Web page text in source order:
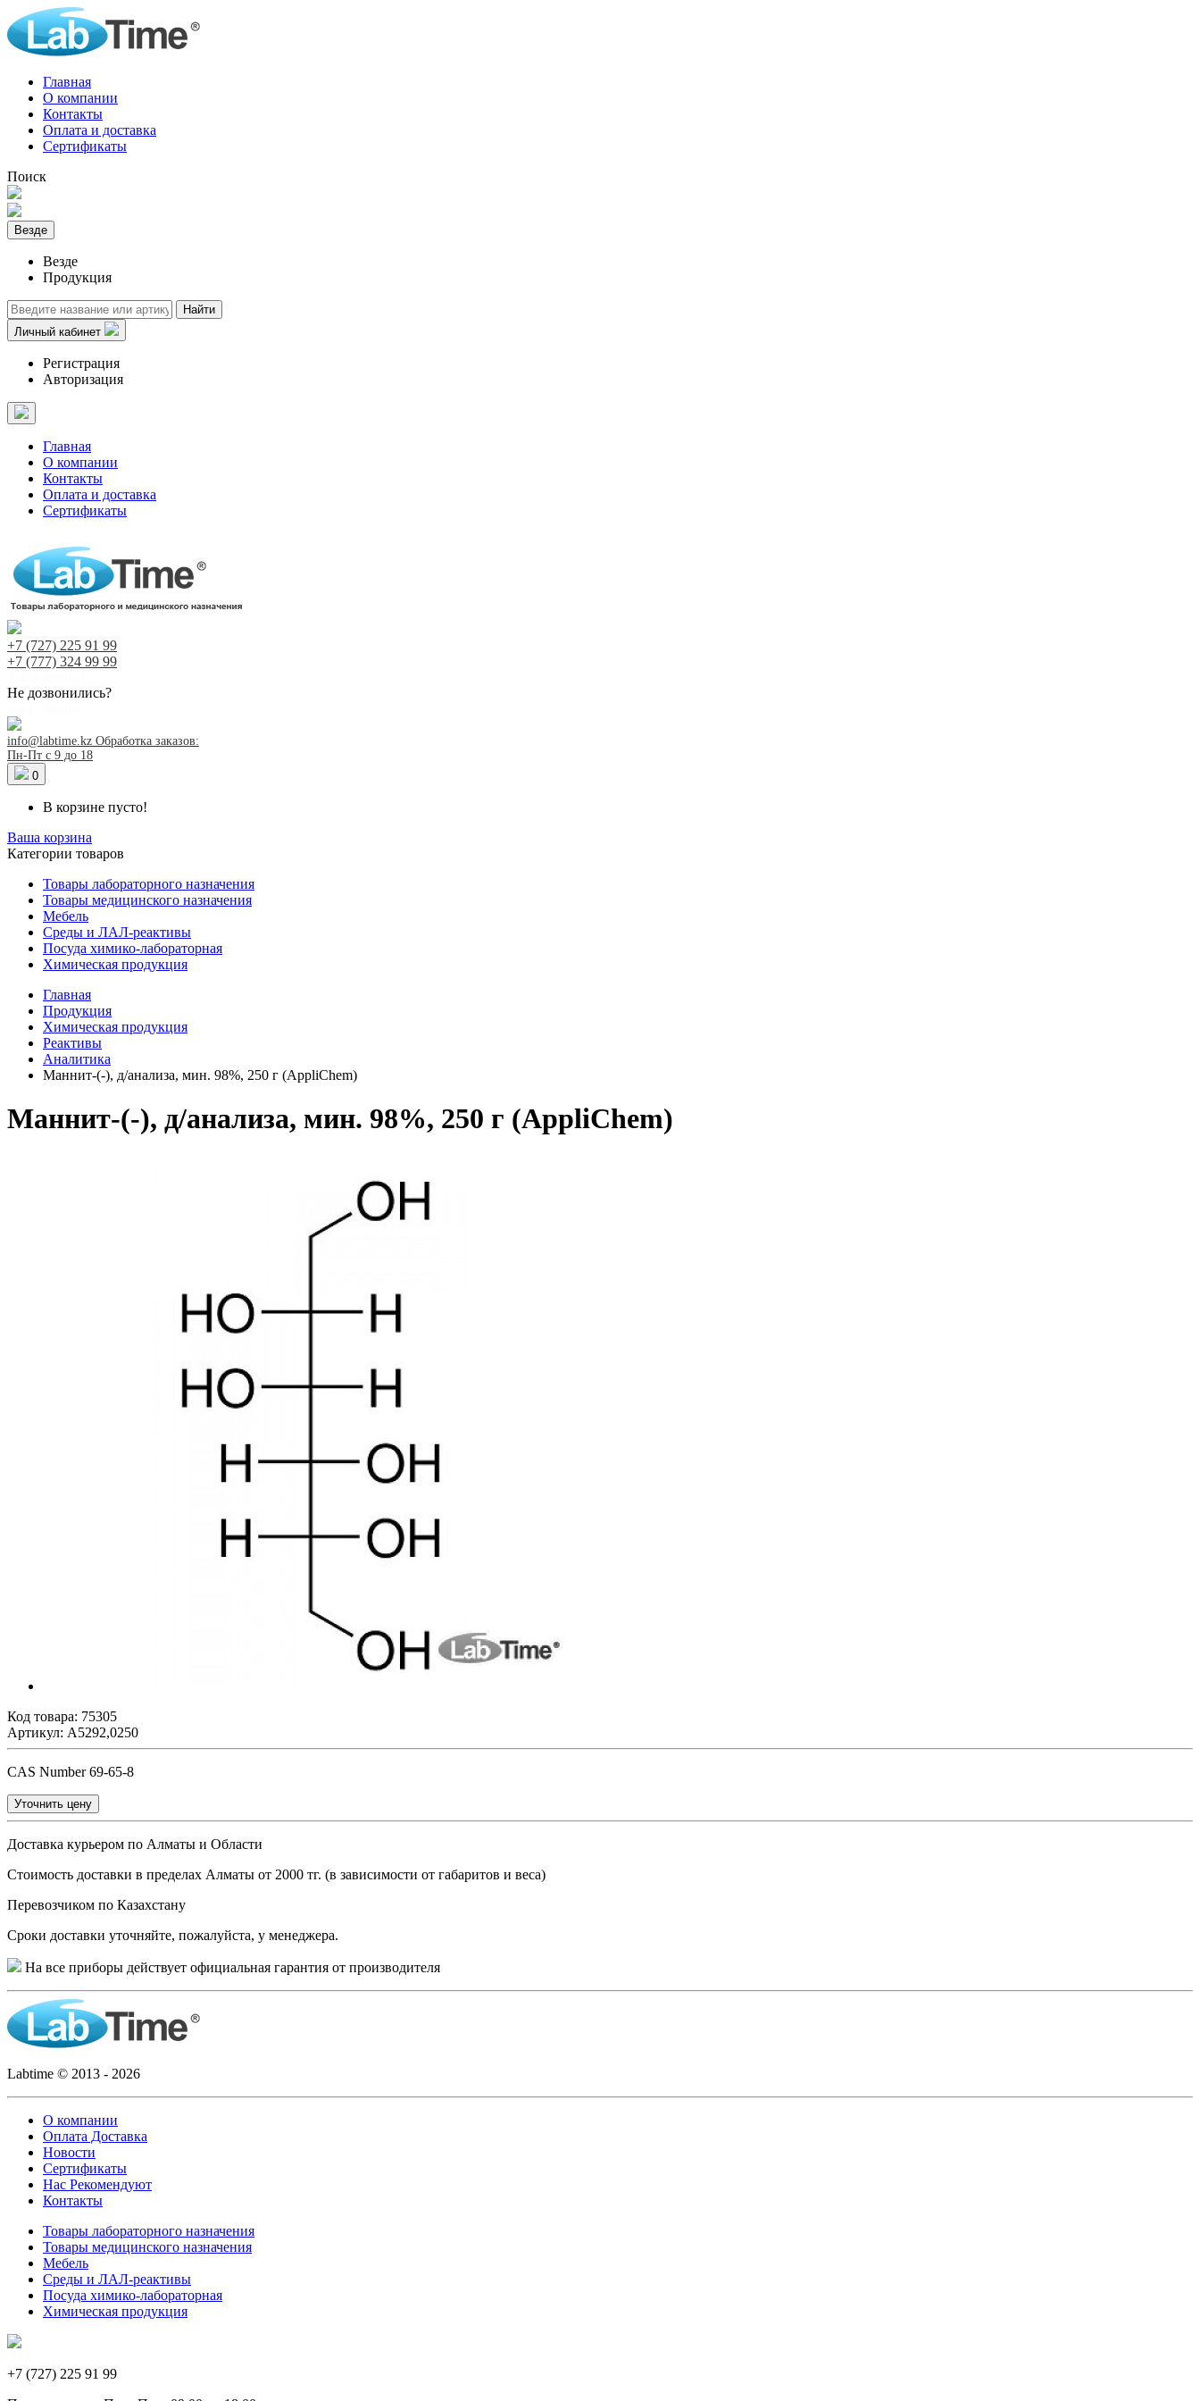
Главная
О компании
Контакты
Оплата и доставка
Сертификаты
Поиск
Везде
Везде
Продукция
Найти
Личный кабинет
Регистрация
Авторизация
Главная
О компании
Контакты
Оплата и доставка
Сертификаты
+7 (727) 225 91 99
+7 (777) 324 99 99
Не дозвонились?
info@labtime.kz Обработка заказов:
Пн-Пт с 9 до 18
0
В корзине пусто!
Ваша корзина
Категории товаров
Товары лабораторного назначения
Товары медицинского назначения
Мебель
Среды и ЛАЛ-реактивы
Посуда химико-лабораторная
Химическая продукция
Главная
Продукция
Химическая продукция
Реактивы
Аналитика
Маннит-(-), д/анализа, мин. 98%, 250 г (AppliChem)
Маннит-(-), д/анализа, мин. 98%, 250 г (AppliChem)
Код товара: 75305
Артикул: A5292,0250
CAS Number 69-65-8
Уточнить цену
Доставка курьером по Алматы и Области
Стоимость доставки в пределах Алматы от 2000 тг. (в зависимости от габаритов и веса)
Перевозчиком по Казахстану
Сроки доставки уточняйте, пожалуйста, у менеджера.
На все приборы действует официальная гарантия от производителя
Labtime © 2013 - 2026
О компании
Оплата Доставка
Новости
Сертификаты
Нас Рекомендуют
Контакты
Товары лабораторного назначения
Товары медицинского назначения
Мебель
Среды и ЛАЛ-реактивы
Посуда химико-лабораторная
Химическая продукция
+7 (727) 225 91 99